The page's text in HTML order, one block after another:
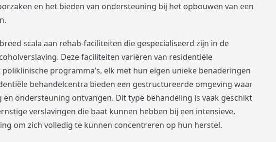
en het bieden van ondersteuning bij het opbouwen van een
scala aan rehab-faciliteiten die gespecialiseerd zijn in de
Deze faciliteiten variëren van residentiële
programma’s, elk met hun eigen unieke benaderingen
behandelcentra bieden een gestructureerde omgeving waar
en ondersteuning ontvangen. Dit type behandeling is vaak geschikt
verslavingen die baat kunnen hebben bij een intensieve,
om zich volledig te kunnen concentreren op hun herstel.